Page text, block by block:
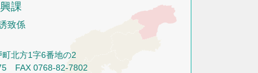
課
致係
北方1字6番地の2
FAX 0768-82-7802